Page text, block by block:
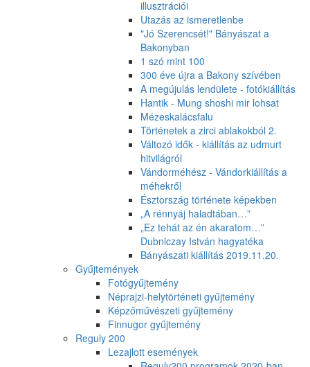
illusztrációi
Utazás az ismeretlenbe
"Jó Szerencsét!" Bányászat a
Bakonyban
1 szó mint 100
300 éve újra a Bakony szívében
A megújulás lendülete - fotókiállítás
Hantik - Mung shoshi mir lohsat
Mézeskalácsfalu
Történetek a zirci ablakokból 2.
Változó idők - kiállítás az udmurt
hitvilágról
Vándorméhész - Vándorkiállítás a
méhekről
Észtország története képekben
„A rénnyáj haladtában…”
„Ez tehát az én akaratom…”
Dubniczay István hagyatéka
Bányászati kiállítás 2019.11.20.
Gyűjtemények
Fotógyűjtemény
Néprajzi-helytörténeti gyűjtemény
Képzőművészeti gyűjtemény
Finnugor gyűjtemény
Reguly 200
Lezajlott események